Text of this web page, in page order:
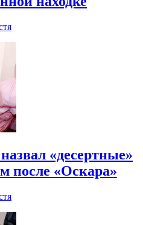
«десертные»
после «Оскара»